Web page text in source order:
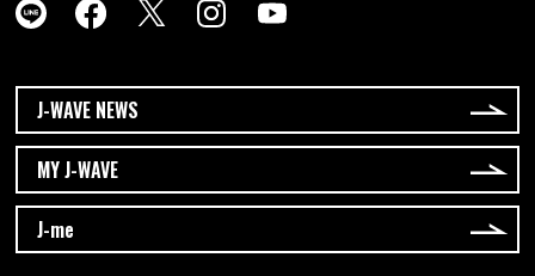
J-WAVE NEWS
MY J-WAVE
J-me